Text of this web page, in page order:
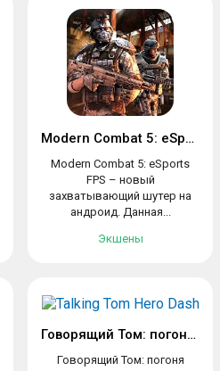
Modern Combat 5: eSports FPS
Modern Combat 5: eSports
FPS – новый
захватывающий шутер на
андроид. Данная...
Экшены
Говорящий Том: погоня героев
Говорящий Том: погоня